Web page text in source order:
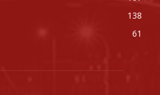
138
61